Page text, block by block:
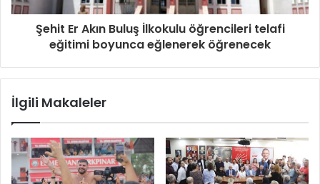
Şehit Er Akın Buluş İlkokulu öğrencileri telafi
eğitimi boyunca eğlenerek öğrenecek
İlgili Makaleler